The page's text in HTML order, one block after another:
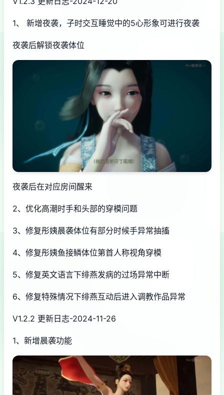
1、 新增夜袭，子时交互睡觉中的5心形象可进行夜袭
夜袭后解锁夜袭体位
夜袭后在对应房间醒来
2、优化高潮时手和头部的穿模问题
3、修复彤姨晨袭体位有部分时候手异常抽搐
4、修复彤姨鱼接鳞体位第首人称视角穿模
5、修复英文语言下绯燕发病的过场异常中断
6、修复特殊情况下绯燕互动后进入调教作品异常
V1.2.2 更新日志-2024-11-26
1、新增晨袭功能